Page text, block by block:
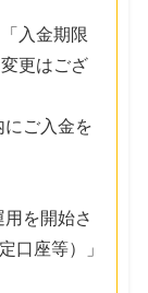
入金期限
更はござ
にご入金を
を開始さ
口座等）」